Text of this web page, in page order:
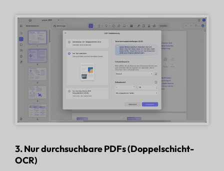
3. Nur durchsuchbare PDFs (Doppelschicht-
OCR)